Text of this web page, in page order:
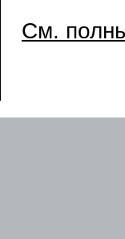
См.